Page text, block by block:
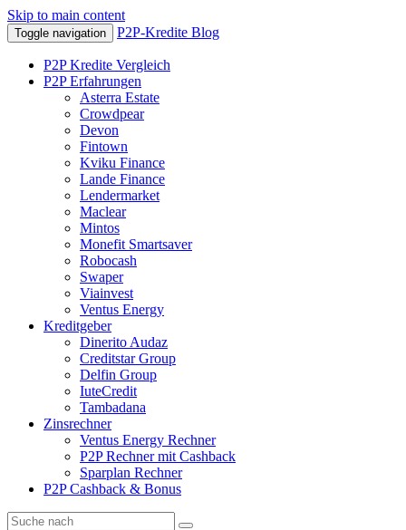
Skip to main content
Toggle navigation P2P-Kredite Blog
P2P Kredite Vergleich
P2P Erfahrungen
Asterra Estate
Crowdpear
Devon
Fintown
Kviku Finance
Lande Finance
Lendermarket
Maclear
Mintos
Monefit Smartsaver
Robocash
Swaper
Viainvest
Ventus Energy
Kreditgeber
Dinerito Audaz
Creditstar Group
Delfin Group
IuteCredit
Tambadana
Zinsrechner
Ventus Energy Rechner
P2P Rechner mit Cashback
Sparplan Rechner
P2P Cashback & Bonus